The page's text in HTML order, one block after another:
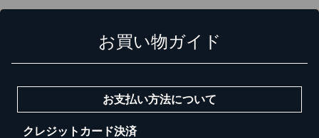
お買い物ガイド
お支払い方法について
クレジットカード決済
無料お見積する
お買い物を続ける